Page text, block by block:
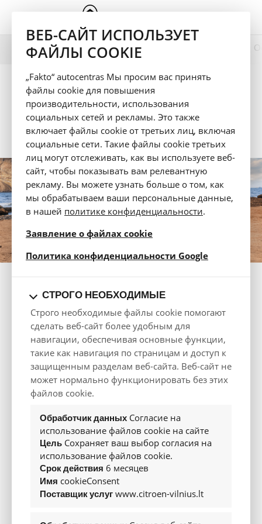
ВЕБ-САЙТ ИСПОЛЬЗУЕТ
ФАЙЛЫ COOKIE
„Fakto“ autocentras Мы просим вас принять
файлы cookie для повышения
производительности, использования
социальных сетей и рекламы. Это также
включает файлы cookie от третьих лиц, включая
социальные сети. Такие файлы cookie третьих
лиц могут отслеживать, как вы используете веб-
сайт, чтобы показывать вам релевантную
рекламу. Вы можете узнать больше о том, как
мы обрабатываем ваши персональные данные,
в нашей политике конфиденциальности.
Заявление о файлах cookie
Политика конфиденциальности Googleopens in a
СТРОГО НЕОБХОДИМЫЕ
Строго необходимые файлы cookie помогают
сделать веб-сайт более удобным для
навигации, обеспечивая основные функции,
такие как навигация по страницам и доступ к
защищенным разделам веб-сайта. Веб-сайт не
может нормально функционировать без этих
файлов cookie.
Обработчик данных Согласие на
использование файлов cookie на сайте
Цель Сохраняет ваш выбор согласия на
использование файлов cookie.
Срок действия 6 месяцев
Имя cookieConsent
Поставщик услуг www.citroen-vilnius.lt
C3 Aircross Презентация Цвет
Предложение
Каталог
Тест-драйв
ЦВЕТ